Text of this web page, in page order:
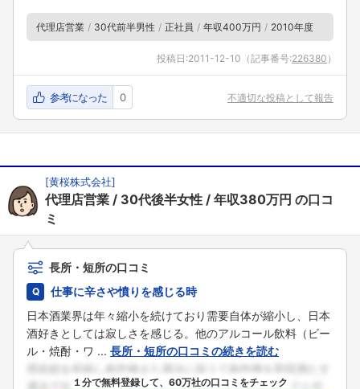
代理店営業 30代前半男性 正社員 年収400万円 2010年度
投稿日:2011-12-10 （記事番号:226380 ）
参考になった 0 不適切な投稿として報告
[黄桜株式会社]
代理店営業 30代後半女性 年収380万円 の口コ
ミ
長所・短所の口コミ
仕事に辛さや憤りを感じる時
日本酒業界は年々縮小を続けており需要自体が縮小し、日本
酒好きとしては寂しさを感じる。他のアルコール飲料（ビー
ル・焼酎・ワ ... 長所・短所の口コミの続きを読む
１分で無料登録して、60万社の口コミをチェック